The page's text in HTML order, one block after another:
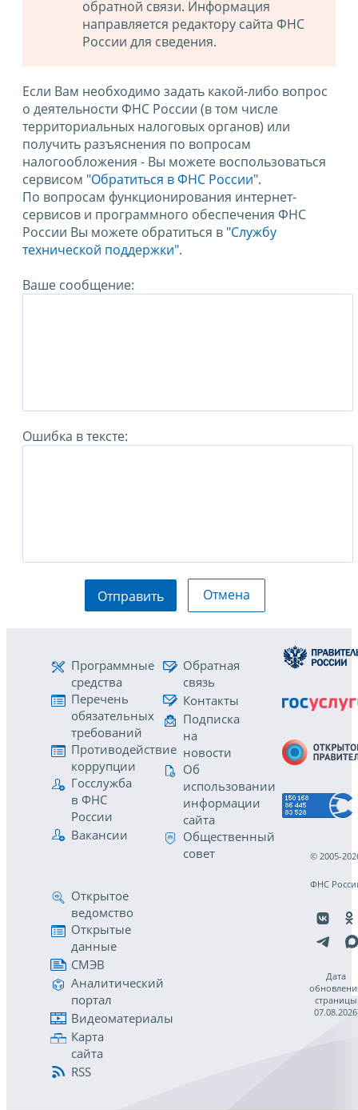
обратной связи. Информация
направляется редактору сайта ФНС
России для сведения.
Если Вам необходимо задать какой-либо вопрос
о деятельности ФНС России (в том числе
территориальных налоговых органов) или
получить разъяснения по вопросам
налогообложения - Вы можете воспользоваться
сервисом "Обратиться в ФНС России".
По вопросам функционирования интернет-
сервисов и программного обеспечения ФНС
России Вы можете обратиться в "Службу
технической поддержки".
Ваше сообщение:
Ошибка в тексте:
Отправить Отмена
Программные
средства
Перечень
обязательных
требований
Противодействие
коррупции
Госслужба
в ФНС
России
Вакансии
Обратная
связь
Контакты
Подписка
на
новости
Об
использовании
информации
сайта
Общественный
совет
Открытое
ведомство
Открытые
данные
СМЭВ
Аналитический
портал
Видеоматериалы
Карта
сайта
RSS
© 2005-
ФНС
Дата
страницы
07.08.2026